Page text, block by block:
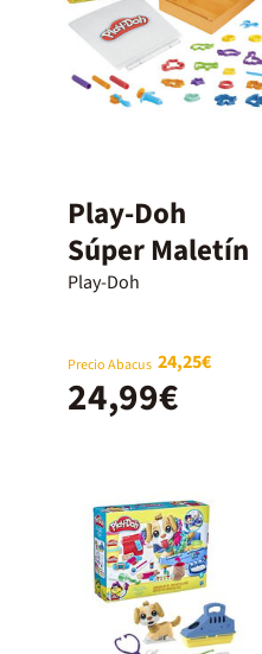
Play-Doh
Súper Maletín
Play-Doh
Precio Abacus 24,25€
24,99€